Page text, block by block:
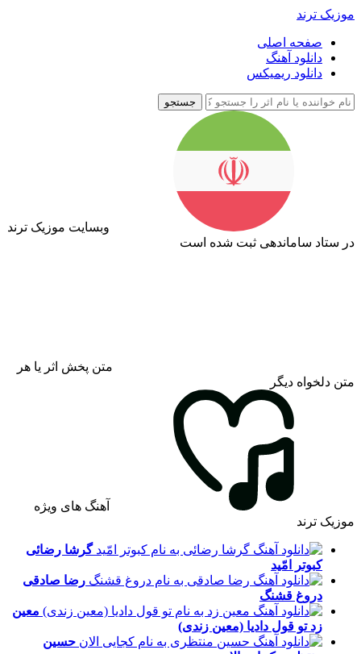
موزیک ترند
صفحه اصلی
دانلود آهنگ
دانلود ریمیکس
جستجو
وبسایت موزیک ترند
در ستاد ساماندهی ثبت شده است
متن پخش اثر یا هر
متن دلخواه دیگر
آهنگ های ویژه
موزیک ترند
گرشا رضائی
کبوتر امّید
رضا صادقی
دروغ قشنگ
معین
زدتو قول دادیا (معین زندی)
حسین